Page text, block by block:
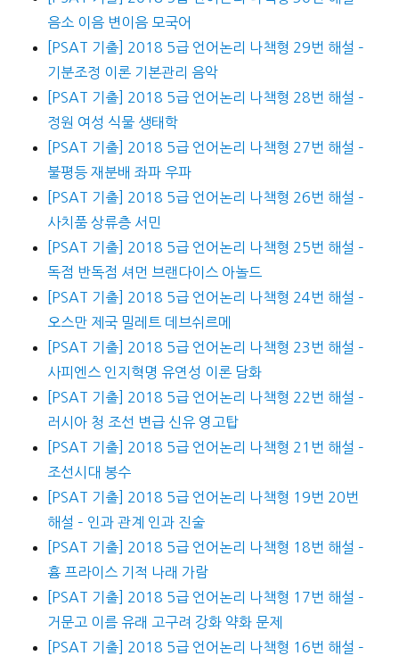
음소 이음 변이음 모국어
[PSAT 기출] 2018 5급 언어논리 나책형 29번 해설 –
기분조정 이론 기본관리 음악
[PSAT 기출] 2018 5급 언어논리 나책형 28번 해설 –
정원 여성 식물 생태학
[PSAT 기출] 2018 5급 언어논리 나책형 27번 해설 –
불평등 재분배 좌파 우파
[PSAT 기출] 2018 5급 언어논리 나책형 26번 해설 –
사치품 상류층 서민
[PSAT 기출] 2018 5급 언어논리 나책형 25번 해설 –
독점 반독점 셔먼 브랜다이스 아놀드
[PSAT 기출] 2018 5급 언어논리 나책형 24번 해설 –
오스만 제국 밀레트 데브쉬르메
[PSAT 기출] 2018 5급 언어논리 나책형 23번 해설 –
사피엔스 인지혁명 유연성 이론 담화
[PSAT 기출] 2018 5급 언어논리 나책형 22번 해설 –
러시아 청 조선 변급 신유 영고탑
[PSAT 기출] 2018 5급 언어논리 나책형 21번 해설 –
조선시대 봉수
[PSAT 기출] 2018 5급 언어논리 나책형 19번 20번
해설 – 인과 관계 인과 진술
[PSAT 기출] 2018 5급 언어논리 나책형 18번 해설 –
흄 프라이스 기적 나래 가람
[PSAT 기출] 2018 5급 언어논리 나책형 17번 해설 –
거문고 이름 유래 고구려 강화 약화 문제
[PSAT 기출] 2018 5급 언어논리 나책형 16번 해설 –